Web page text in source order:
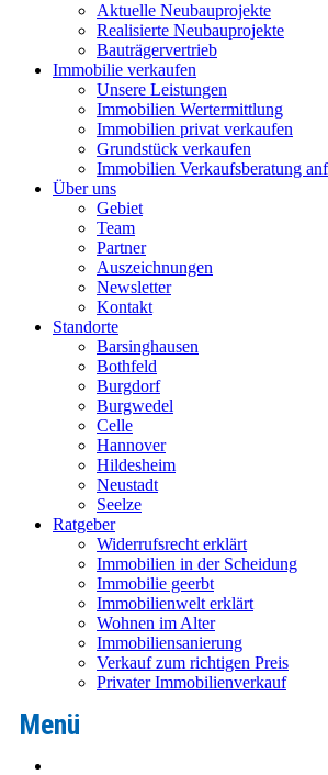
Aktuelle Neubauprojekte
Realisierte Neubauprojekte
Bauträgervertrieb
Immobilie verkaufen
Unsere Leistungen
Immobilien Wertermittlung
Immobilien privat verkaufen
Grundstück verkaufen
Immobilien Verkaufsberatung
Über uns
Gebiet
Team
Partner
Auszeichnungen
Newsletter
Kontakt
Standorte
Barsinghausen
Bothfeld
Burgdorf
Burgwedel
Celle
Hannover
Hildesheim
Neustadt
Seelze
Ratgeber
Widerrufsrecht erklärt
Immobilien in der Scheidung
Immobilie geerbt
Immobilienwelt erklärt
Wohnen im Alter
Immobiliensanierung
Verkauf zum richtigen Preis
Privater Immobilienverkauf